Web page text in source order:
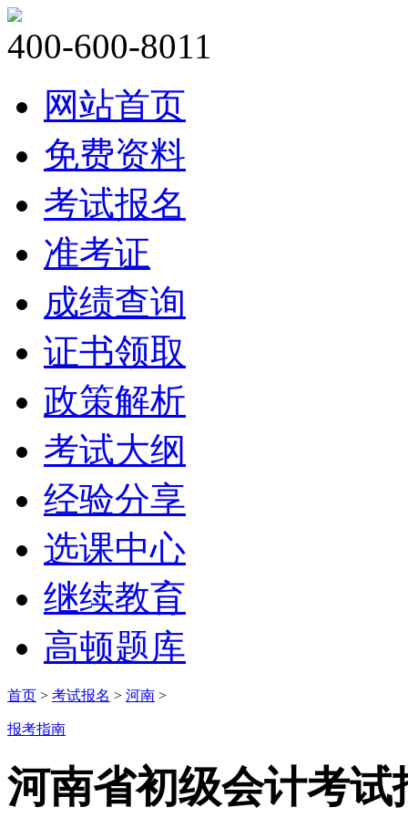
400-600-8011
网站首页
免费资料
考试报名
准考证
成绩查询
证书领取
政策解析
考试大纲
经验分享
选课中心
继续教育
高顿题库
首页 > 考试报名 > 河南 >
报考指南
河南省初级会计考试